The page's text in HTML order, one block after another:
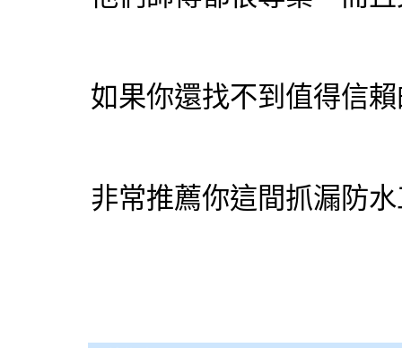
如果你還找不到值得信
非常推薦你這間抓漏防